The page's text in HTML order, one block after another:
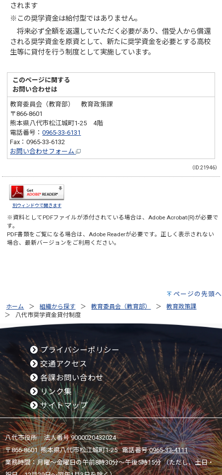
されます
※この奨学資金は給付型ではありません。
将来必ず全額を返還していただく必要があり、借受人から償還
される奨学資金を原資として、新たに奨学資金を必要とする高校
生等に貸付を行う制度として実施しています。
このページに関する
お問い合わせは
教育委員会（教育部） 教育政策課
〒866-8601
熊本県八代市松江城町1-25 4階
電話番号：0965-33-6131
Fax：0965-33-6132
お問い合わせフォーム
（ID:21946）
別ウィンドウで開きます
※資料としてPDFファイルが添付されている場合は、 Adobe Acrobat(R)が必要で
す。
PDF書類をご覧になる場合は、 Adobe Readerが必要です。正しく表示されない
場合、最新バージョンをご利用ください。
ページの先頭へ
ホーム 組織から探す 教育委員会（教育部）
教育政策課
八代市奨学資金貸付制度
プライバシーポリシー
交通アクセス
各課お問い合わせ
リンク集
サイトマップ
八代市役所 法人番号 9000020432024
〒866-8601 熊本県八代市松江城町1-25 電話番号:0965-33-4111
業務時間：月曜～金曜日の午前8時30分～午後5時15分 （ただし、土日・